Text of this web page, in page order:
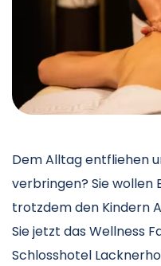
Dem Alltag entfliehen
verbringen? Sie wollen
trotzdem den Kindern
Sie jetzt das Wellness
Schlosshotel